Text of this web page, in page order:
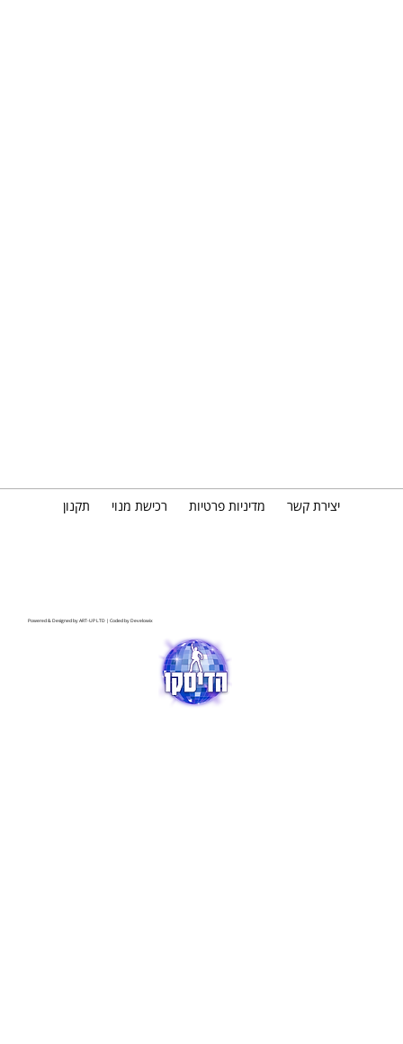
Powered & Designed byART-UP LTD | Coded byDevelowix
תקנון רכישת מנוי מדיניות פרטיות יצירת קשר